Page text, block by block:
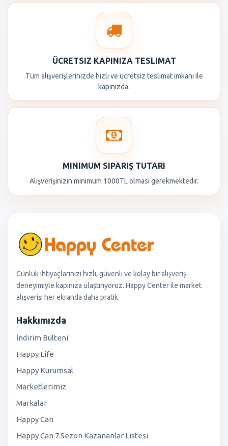
ÜCRETSIZ KAPINIZA TESLIMAT
Tüm alışverişlerinizde hızlı ve ücretsiz teslimat imkanı ile
kapınızda.
MINIMUM SIPARIŞ TUTARI
Alışverişinizin minimum 1000TL olması gerekmektedir.
Günlük ihtiyaçlarınızı hızlı, güvenli ve kolay bir alışveriş
deneyimiyle kapınıza ulaştırıyoruz. Happy Center ile market
alışverişi her ekranda daha pratik.
Hakkımızda
İndirim Bülteni
Happy Life
Happy Kurumsal
Marketlerimiz
Markalar
Happy Can
Happy Can 7.Sezon Kazananlar Listesi